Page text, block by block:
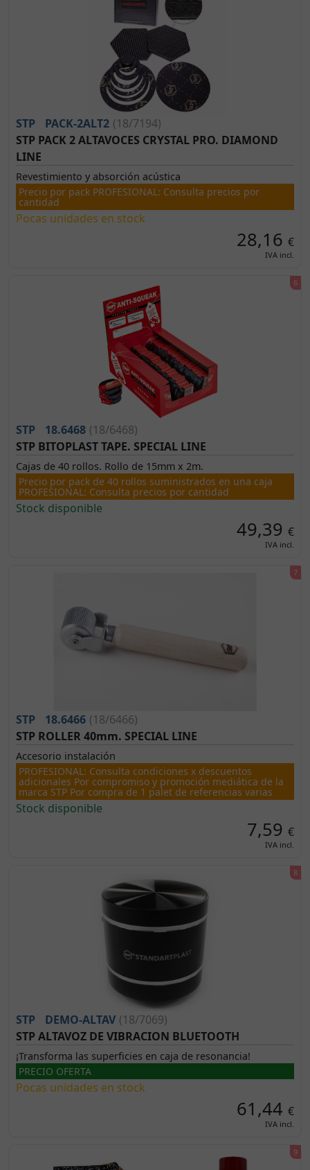
STP PACK-2ALT2 (18/7194)
STP PACK 2 ALTAVOCES CRYSTAL PRO. DIAMOND
LINE
Revestimiento y absorción acústica
Precio por pack PROFESIONAL: Consulta precios por
cantidad
Pocas unidades en stock
28,16 €
IVA incl.
STP 18.6468 (18/6468)
STP BITOPLAST TAPE. SPECIAL LINE
Cajas de 40 rollos. Rollo de 15mm x 2m.
Precio por pack de 40 rollos suministrados en una caja
PROFESIONAL: Consulta precios por cantidad
Stock disponible
49,39 €
IVA incl.
STP 18.6466 (18/6466)
STP ROLLER 40mm. SPECIAL LINE
Accesorio instalación
PROFESIONAL: Consulta condiciones x descuentos
adicionales Por compromiso y promoción mediática de la
marca STP Por compra de 1 palet de referencias varias
Stock disponible
7,59 €
IVA incl.
STP DEMO-ALTAV (18/7069)
STP ALTAVOZ DE VIBRACION BLUETOOTH
¡Transforma las superficies en caja de resonancia!
PRECIO OFERTA
Pocas unidades en stock
61,44 €
IVA incl.